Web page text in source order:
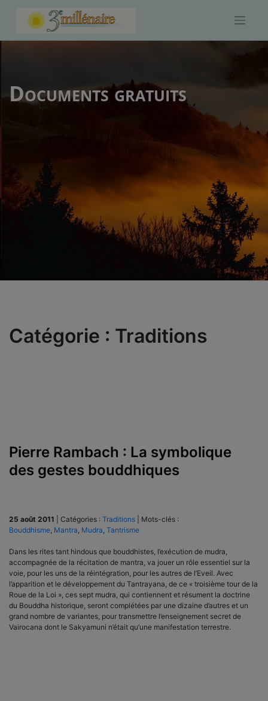
Documents gratuits
Catégorie : Traditions
Pierre Rambach : La symbolique
des gestes bouddhiques
25 août 2011 Catégories : Traditions
Mots-clés :
Bouddhisme Mantra Mudra Tantrisme
Dans les rites tant hindous que bouddhistes, l’exécution de mudra,
accompagnée de la récitation de mantra, va jouer un rôle essentiel sur la
voie, pour les uns de la réintégration, pour les autres de l’Eveil. Avec
l’apparition et le développement du Tantrayana, de ce « troisième tour de la
Roue de la Loi », ces sept mudra, qui contiennent et résument la doctrine
du Bouddha historique, seront complétées par une dizaine d’autres et un
grand nombre de variantes, pour transmettre l’enseignement secret de
Vairocana dont le Sakyamuni n’était qu’une manifestation terrestre.